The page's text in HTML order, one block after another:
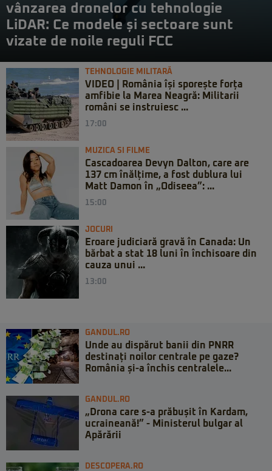
vânzarea dronelor cu tehnologie
LiDAR: Ce modele și sectoare sunt
vizate de noile reguli FCC
TEHNOLOGIE MILITARĂ
VIDEO | România își sporește forța
amfibie la Marea Neagră: Militarii
români se instruiesc ...
17:00
MUZICA SI FILME
Cascadoarea Devyn Dalton, care are
137 cm înălțime, a fost dublura lui
Matt Damon în „Odiseea”: ...
15:00
JOCURI
Eroare judiciară gravă în Canada: Un
bărbat a stat 18 luni în închisoare din
cauza unui ...
13:00
GANDUL.RO
Unde au dispărut banii din PNRR
destinați noilor centrale pe gaze?
România și-a închis centralele...
GANDUL.RO
„Drona care s-a prăbușit în Kardam,
ucraineană!” - Ministerul bulgar al
Apărării
DESCOPERA.RO